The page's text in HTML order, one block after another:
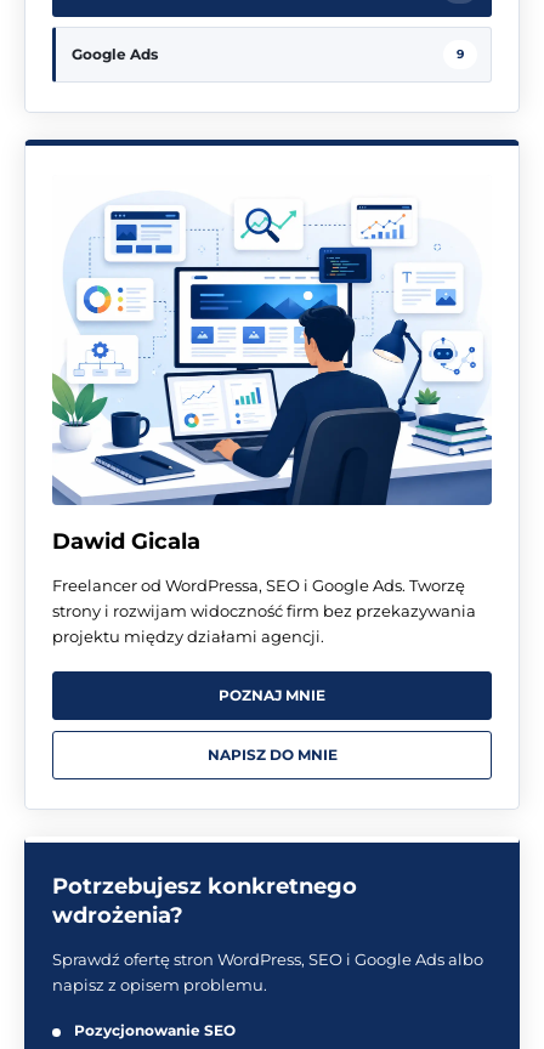
Google Ads 9
Dawid Gicala
Freelancer od WordPressa, SEO i Google Ads. Tworzę
strony i rozwijam widoczność firm bez przekazywania
projektu między działami agencji.
POZNAJ MNIE
NAPISZ DO MNIE
Potrzebujesz konkretnego
wdrożenia?
Sprawdź ofertę stron WordPress, SEO i Google Ads albo
napisz z opisem problemu.
Pozycjonowanie SEO